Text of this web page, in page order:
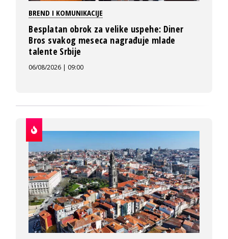
BREND I KOMUNIKACIJE
Besplatan obrok za velike uspehe: Diner
Bros svakog meseca nagrađuje mlade
talente Srbije
06/08/2026 | 09:00